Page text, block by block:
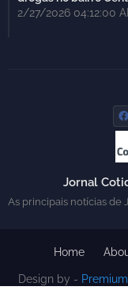
2/27/2026 04:12:00
Jornal
As principais notícias de
Design by -
Home